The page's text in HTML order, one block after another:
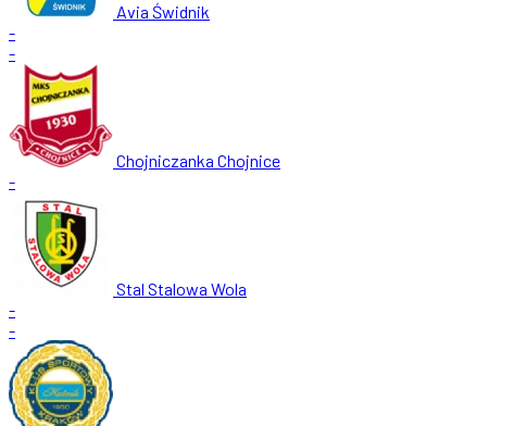
Avia Świdnik
-
-
Chojniczanka Chojnice
-
Stal Stalowa Wola
-
-